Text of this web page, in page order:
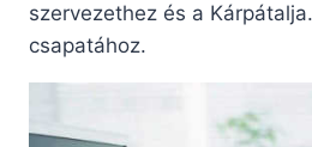
szervezethez és a
csapatához.